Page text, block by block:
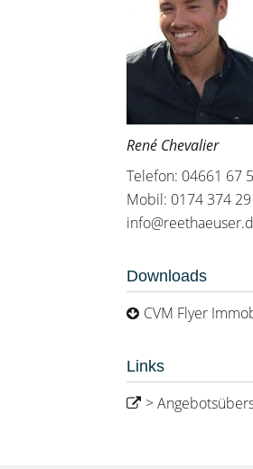
René Chevalier
Telefon: 04661 67
Mobil: 0174 374
Downloads
CVM Flyer
Links
>